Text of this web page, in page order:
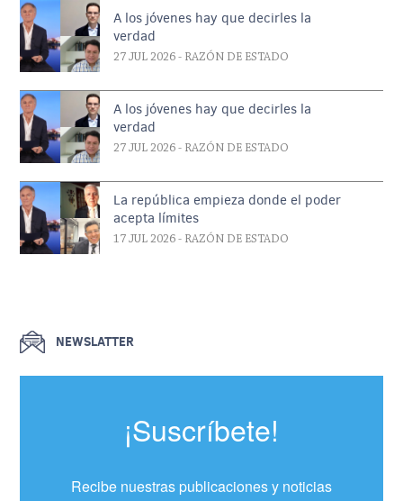
A los jóvenes hay que decirles la
verdad
27 JUL 2026 - RAZÓN DE ESTADO
A los jóvenes hay que decirles la
verdad
27 JUL 2026 - RAZÓN DE ESTADO
La república empieza donde el poder
acepta límites
17 JUL 2026 - RAZÓN DE ESTADO
NEWSLATTER
¡Suscríbete!
Recibe nuestras publicaciones y noticias